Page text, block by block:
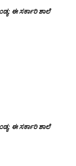
ಈ ಸರ್ಕಾರಿ ಶಾಲೆ
ಈ ಸರ್ಕಾರಿ ಶಾಲೆ